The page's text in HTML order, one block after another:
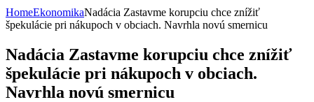
HomeEkonomikaNadácia Zastavme korupciu chce znížiť
špekulácie pri nákupoch v obciach. Navrhla novú smernicu
Nadácia Zastavme korupciu chce znížiť
špekulácie pri nákupoch v obciach.
Navrhla novú smernicu